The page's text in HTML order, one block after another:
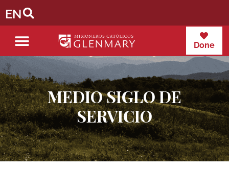
EN
Done
MEDIO SIGLO DE
SERVICIO